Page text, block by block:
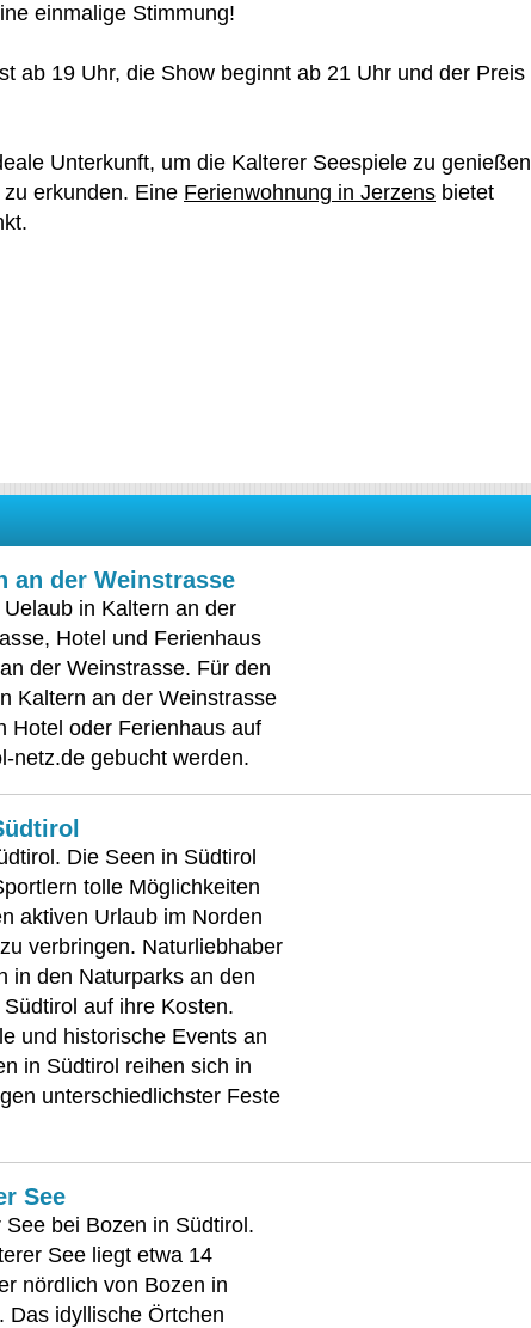
einmalige Stimmung!
ab 19 Uhr, die Show beginnt ab 21 Uhr und der Preis
Unterkunft, um die Kalterer Seespiele zu genießen
erkunden. Eine Ferienwohnung in Jerzens bietet
an der Weinstrasse
Uelaub in Kaltern an der
Hotel und Ferienhaus
der Weinstrasse. Für den
Kaltern an der Weinstrasse
Hotel oder Ferienhaus auf
netz.de gebucht werden.
Die Seen in Südtirol
tolle Möglichkeiten
aktiven Urlaub im Norden
verbringen. Naturliebhaber
in den Naturparks an den
auf ihre Kosten.
und historische Events an
in Südtirol reihen sich in
unterschiedlichster Feste
See
See bei Bozen in Südtirol.
See liegt etwa 14
nördlich von Bozen in
Das idyllische Örtchen